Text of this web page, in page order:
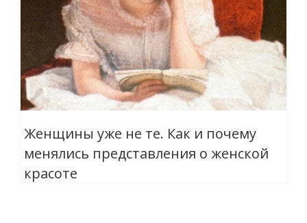
Женщины уже не те. Как и почему
менялись представления о женской
красоте